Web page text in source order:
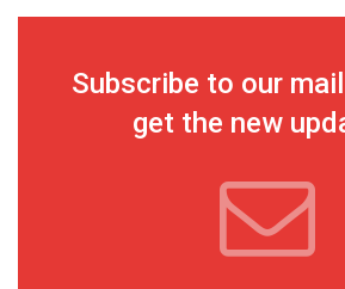
Subscribe to our
get the new